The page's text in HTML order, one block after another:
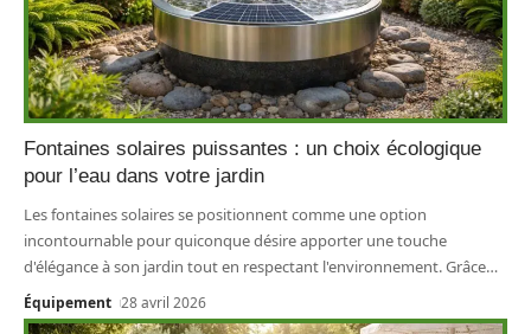
Fontaines solaires puissantes : un choix écologique
pour l’eau dans votre jardin
Les fontaines solaires se positionnent comme une option
incontournable pour quiconque désire apporter une touche
d'élégance à son jardin tout en respectant l'environnement. Grâce…
Équipement 28 avril 2026